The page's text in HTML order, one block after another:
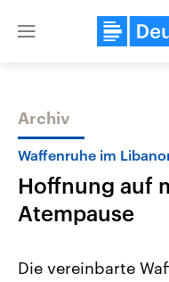
Close
Themen
Archiv
Waffenruhe im
Hoffnung auf
Atempause
Die vereinbarte